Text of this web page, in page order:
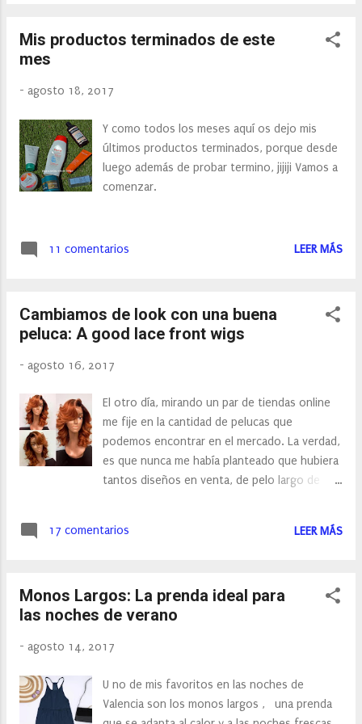
pantalones o camisetas son algunos de los
están de SORTEO , así que no te lo pienses
montón de ropa. Tan sólo tienes que subir en
las redes sociales una prenda de su
promoción especial con el #BackToSchool I
Mis productos terminados de este
mes
- agosto 18, 2017
Y como todos los meses aquí os dejo mis
últimos productos terminados, porque desde
luego además de probar termino, jijiji Vamos a
comenzar.
11 comentarios LEER MÁS
Cambiamos de look con una buena
peluca: A good lace front wigs
- agosto 16, 2017
El otro día, mirando un par de tiendas online
me fije en la cantidad de pelucas que
podemos encontrar en el mercado. La verdad,
es que nunca me había planteado que hubiera
tantos diseños en venta, de pelo largo de
físicas donde poder comprar, por eso me
of online stores I look at how many lace front
wigs they can find in the market. The truth is
for sale, long-haired short-haired, dark-
buy, so I Surprised both the wide variety I
17 comentarios LEER MÁS
Monos Largos: La prenda ideal para
las noches de verano
- agosto 14, 2017
U no de mis favoritos en las noches de
Valencia son los monos largos , una prenda